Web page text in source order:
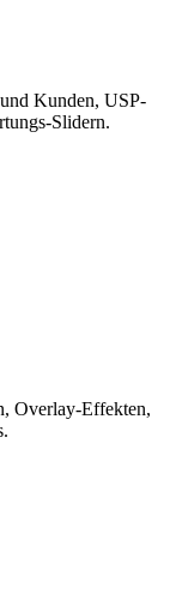
Kunden, USP-
Slidern.
Overlay-Effekten,